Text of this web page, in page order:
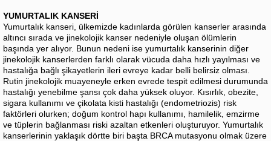
YUMURTALIK KANSERİ
Yumurtalık kanseri, ülkemizde kadınlarda görülen kanserler arasında
altıncı sırada ve jinekolojik kanser nedeniyle oluşan ölümlerin
başında yer alıyor. Bunun nedeni ise yumurtalık kanserinin diğer
jinekolojik kanserlerden farklı olarak vücuda daha hızlı yayılması ve
hastalığa bağlı şikayetlerin ileri evreye kadar belli belirsiz olması.
Rutin jinekolojik muayeneyle erken evrede tespit edilmesi durumunda
hastalığı yenebilme şansı çok daha yüksek oluyor. Kısırlık, obezite,
sigara kullanımı ve çikolata kisti hastalığı (endometriozis) risk
faktörleri olurken; doğum kontrol hapı kullanımı, hamilelik, emzirme
ve tüplerin bağlanması riski azaltan etkenleri oluşturuyor. Yumurtalık
kanserlerinin yaklaşık dörtte biri başta BRCA mutasyonu olmak üzere